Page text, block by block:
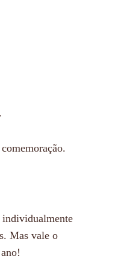
individualmente
Mas vale o